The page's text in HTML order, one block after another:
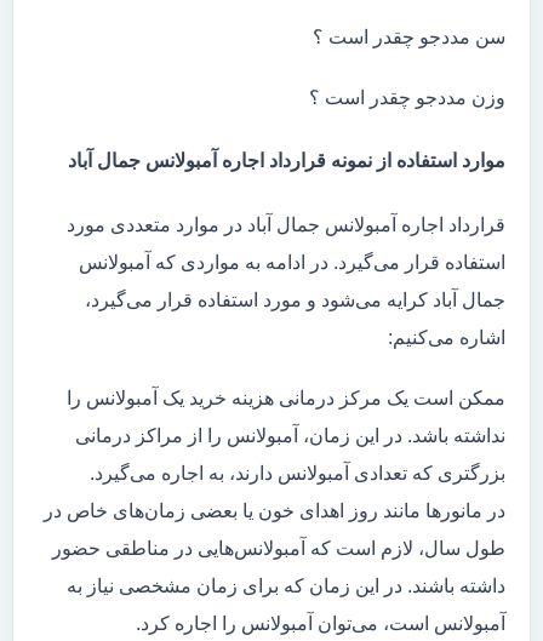
سن مددجو چقدر است ؟
وزن مددجو چقدر است ؟
موارد استفاده از نمونه قرارداد اجاره آمبولانس جمال آباد
قرارداد اجاره آمبولانس جمال آباد در موارد متعددی مورد
استفاده قرار می‌گیرد. در ادامه به مواردی که آمبولانس
جمال آباد کرایه می‌شود و مورد استفاده قرار می‌گیرد،
اشاره می‌کنیم:
ممکن است یک مرکز درمانی هزینه خرید یک آمبولانس را
نداشته باشد. در این زمان، آمبولانس را از مراکز درمانی
بزرگتری که تعدادی آمبولانس دارند، به اجاره می‌گیرد.
در مانور‌ها مانند روز اهدای خون یا بعضی زمان‌های خاص در
طول سال، لازم است که آمبولانس‌هایی در مناطقی حضور
داشته باشند. در این زمان که برای زمان مشخصی نیاز به
آمبولانس است، می‌توان آمبولانس را اجاره کرد.